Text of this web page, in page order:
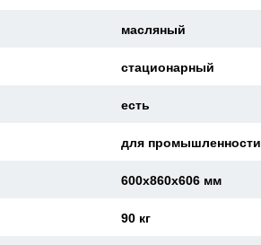
масляный
стационарный
есть
для промышленности
600x860x606 мм
90 кг